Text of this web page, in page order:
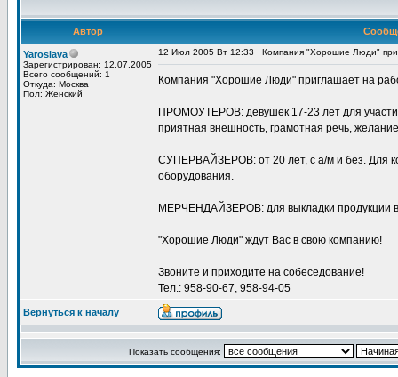
Автор
Yaroslava
Зарегистрирован: 12.07.2005
Всего сообщений: 1
Откуда: Москва
Пол: Женский
12 Июл 2005 Вт 12:33 Компания "Хорошие Люди"
Компания "Хорошие Люди" приглашает на
ПРОМОУТЕРОВ: девушек 17-23 лет для
приятная внешность, грамотная речь,
СУПЕРВАЙЗЕРОВ: от 20 лет, с а/м и без. Для
оборудования.
МЕРЧЕНДАЙЗЕРОВ: для выкладки продукции
"Хорошие Люди" ждут Вас в свою компанию!
Звоните и приходите на собеседование!
Тел.: 958-90-67, 958-94-05
Вернуться к началу
Показать сообщения: